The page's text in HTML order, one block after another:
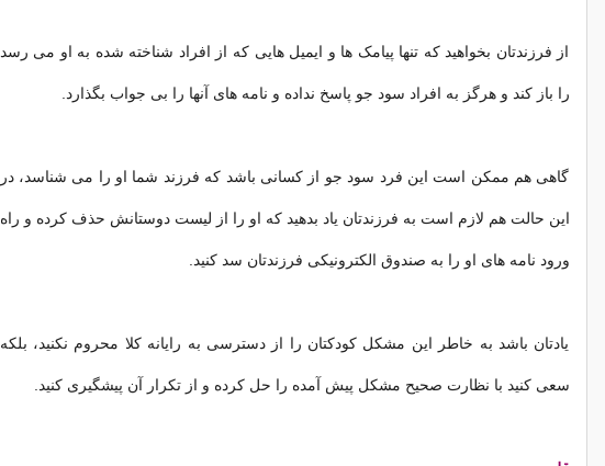
از فرزندتان بخواهید که تنها پیامک ها و ایمیل هایی که از افراد شناخته شده به او می رسد
را باز کند و هرگز به افراد سود جو پاسخ نداده و نامه های آنها را بی جواب بگذارد.
گاهی هم ممکن است این فرد سود جو از کسانی باشد که فرزند شما او را می شناسد، در
این حالت هم لازم است به فرزندتان یاد بدهید که او را از لیست دوستانش حذف کرده و راه
ورود نامه های او را به صندوق الکترونیکی فرزندتان سد کنید.
یادتان باشد به خاطر این مشکل کودکتان را از دسترسی به رایانه کلا محروم نکنید، بلکه
سعی کنید با نظارت صحیح مشکل پیش آمده را حل کرده و از تکرار آن پیشگیری کنید.